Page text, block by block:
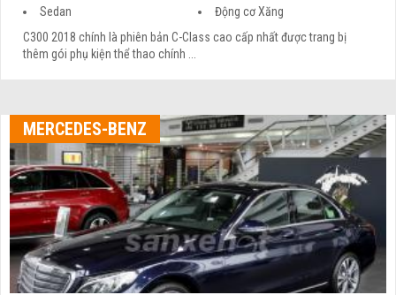
Sedan
Động cơ Xăng
C300 2018 chính là phiên bản C-Class cao cấp nhất được trang bị
thêm gói phụ kiện thể thao chính ...
MERCEDES-BENZ